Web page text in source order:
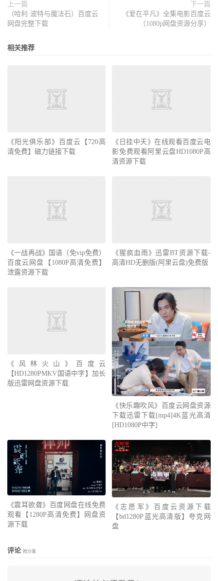
上一篇
（哈利·波特与魔法石）百度云
网盘完整下载
下一篇
《爱在平凡》全集电影百度云
（1080p网盘资源分享）
相关推荐
《阳光俱乐部》百度云【720高
清免费】磁力链接下载
《日挂中天》在线观看百度云电
影免费观看阿里云盘HD1080P高
清资源下载
《一战再战》国语（免vip免费）
百度云网盘【1080P高清免费】
泄露资源下载
《猩疯血雨》迅雷BT资源下载-
高清HD无删版(阿里云盘)免费版
《风林火山》百度云
【HD1280PMKV国语中字】加长
版迅雷网盘资源下载
《快乐趣吹风》百度云网盘资源
下载迅雷下载[mp4]4K蓝光高清
[HD1080P中字]
《震耳欲聋》百度网盘在线免费
观看【1280P高清免费】网盘资
源下载
《志愿军》百度云资源下载
【bd1280P蓝光高清版】夸克网
盘
评论 抢沙发